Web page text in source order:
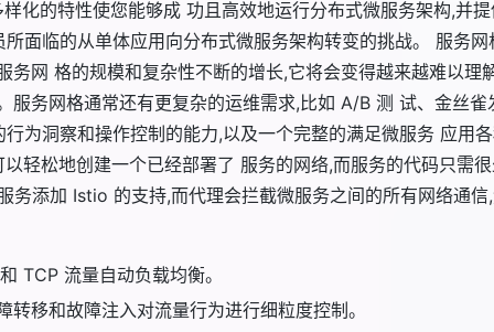
化的特性使您能够成 功且高效地运行分布式微服务架构,并
面临的从单体应用向分布式微服务架构转变的挑战。 服务
务网 格的规模和复杂性不断的增长,它将会变得越来越难以理
服务网格通常还有更复杂的运维需求,比如 A/B 测 试、金丝
为洞察和操作控制的能力,以及一个完整的满足微服务 应用
轻松地创建一个已经部署了 服务的网络,而服务的代码只需
务添加 Istio 的支持,而代理会拦截微服务之间的所有网络通
TCP 流量自动负载均衡。
移和故障注入对流量行为进行细粒度控制。